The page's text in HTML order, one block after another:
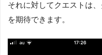
それに対してクエストは
を期待できます。